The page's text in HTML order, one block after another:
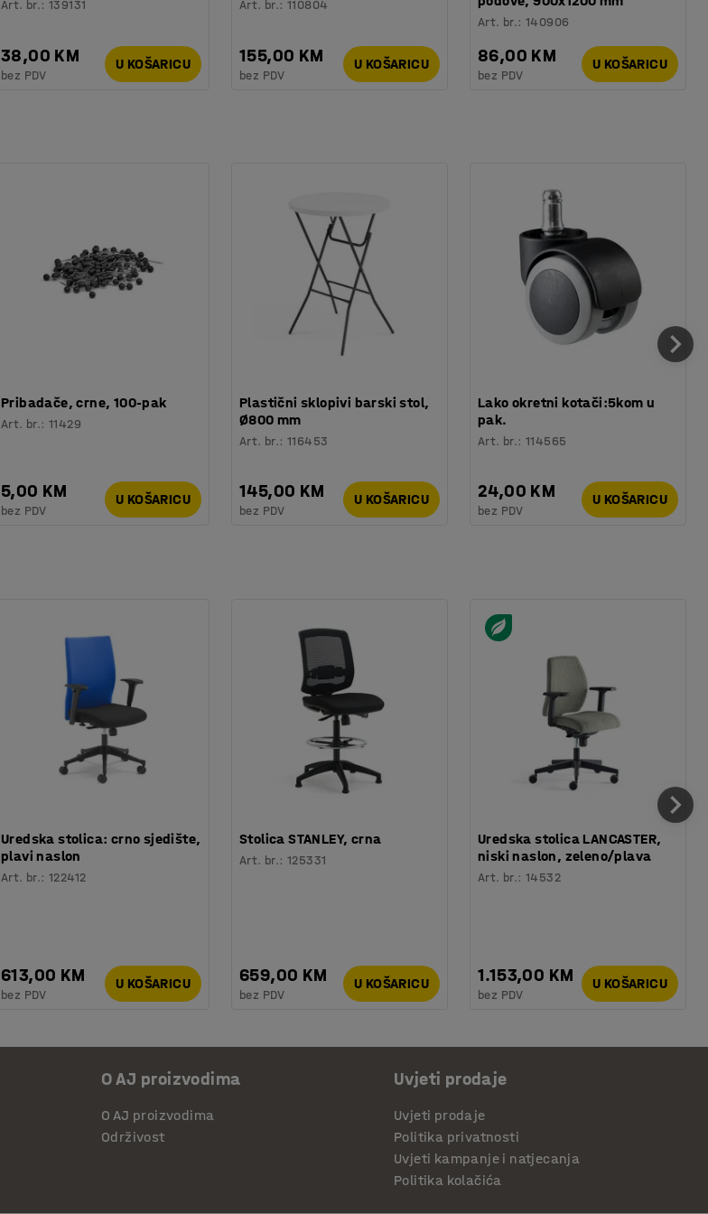
Art. br.:139131
38,00 KM
bez PDV
U KOŠARICU
Art. br.:110804
155,00 KM
bez PDV
U KOŠARICU
Art. br.:140906
86,00 KM
bez PDV
U KOŠARICU
Pribadače, crne, 100-pak
Art. br.:11429
5,00 KM
bez PDV
U KOŠARICU
Plastični sklopivi barski stol,
Ø800 mm
Art. br.:116453
145,00 KM
bez PDV
U KOŠARICU
Lako okretni kotači:5kom u
pak.
Art. br.:114565
24,00 KM
bez PDV
U KOŠARICU
Uredska stolica: crno sjedište,
plavi naslon
Art. br.:122412
613,00 KM
bez PDV
U KOŠARICU
Stolica STANLEY, crna
Art. br.:125331
659,00 KM
bez PDV
U KOŠARICU
Uredska stolica LANCASTER,
niski naslon, zeleno/plava
Art. br.:14532
1.153,00 KM
bez PDV
U KOŠARICU
O AJ proizvodima
O AJ proizvodima
Održivost
Uvjeti prodaje
Uvjeti prodaje
Politika privatnosti
Uvjeti kampanje i natjecanja
Politika kolačića